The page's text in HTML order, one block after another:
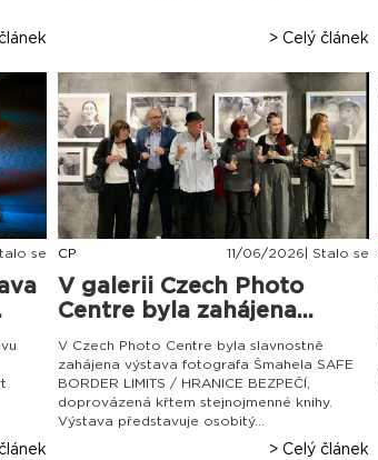
> Celý článek
se CP 11 /06/2026| Stalo se
V galerii Czech Photo
Centre byla zahájena...
V Czech Photo Centre byla slavnostně
zahájena výstava fotografa Šmahela SAFE
BORDER LIMITS / HRANICE BEZPEČÍ,
doprovázená křtem stejnojmenné knihy.
Výstava představuje osobitý...
> Celý článek